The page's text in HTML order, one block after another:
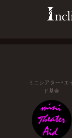
ミニシアター・エ
ド基金